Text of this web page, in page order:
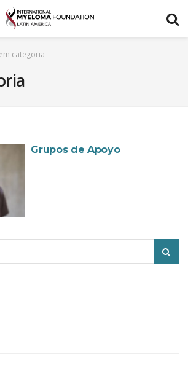
categoria
Grupos de Apoyo